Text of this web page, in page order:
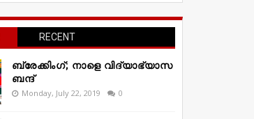
RECENT
ബ്രേക്കിംഗ്; നാളെ വിദ്യാഭ്യാസ
ബന്ദ്
Monday, July 22, 2019 0